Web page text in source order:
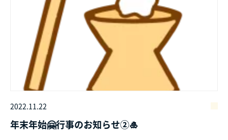
2022.11.22
年末年始🤗行事のお知らせ②🎍